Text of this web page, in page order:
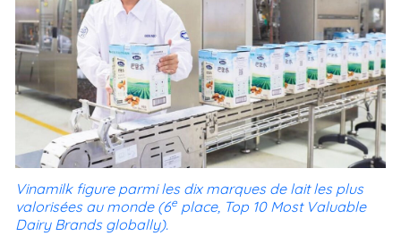
Vinamilk figure parmi les dix marques de lait les plus
valorisées au monde (6e place, Top 10 Most Valuable
Dairy Brands globally).